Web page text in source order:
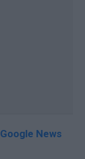
Google News